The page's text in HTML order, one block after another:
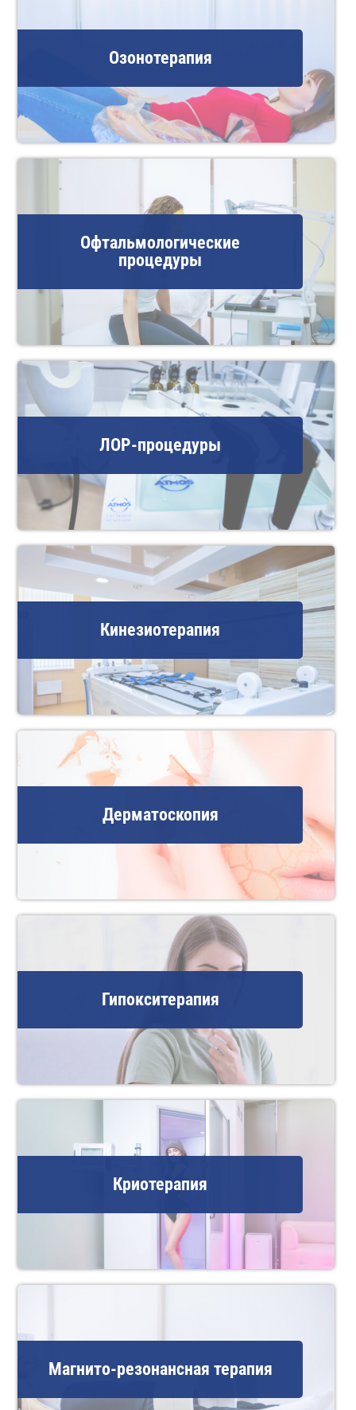
Озонотерапия
Офтальмологические
процедуры
ЛОР-процедуры
Кинезиотерапия
Дерматоскопия
Гипокситерапия
Криотерапия
Магнито-резонансная терапия